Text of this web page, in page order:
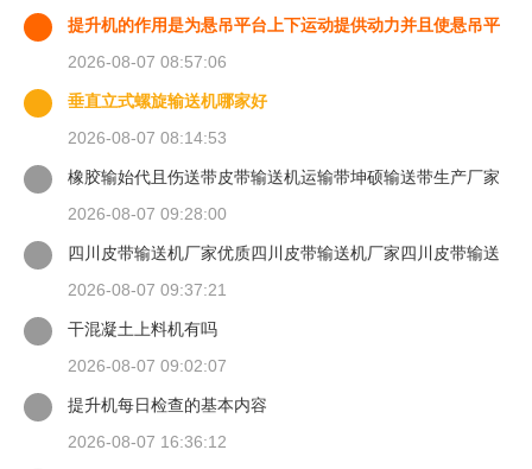
提升机的作用是为悬吊平台上下运动提供动力并且使悬吊平
2026-08-07 08:57:06
垂直立式螺旋输送机哪家好
2026-08-07 08:14:53
橡胶输始代且伤送带皮带输送机运输带坤硕输送带生产厂家
2026-08-07 09:28:00
四川皮带输送机厂家优质四川皮带输送机厂家四川皮带输送
2026-08-07 09:37:21
干混凝土上料机有吗
2026-08-07 09:02:07
提升机每日检查的基本内容
2026-08-07 16:36:12